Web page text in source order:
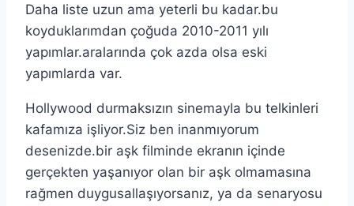
Daha liste uzun ama yeterli bu kadar.bu
koyduklarımdan çoğuda 2010-2011 yılı
yapımlar.aralarında çok azda olsa eski
yapımlarda var.
Hollywood durmaksızın sinemayla bu telkinleri
kafamıza işliyor.Siz ben inanmıyorum
desenizde.bir aşk filminde ekranın içinde
gerçekten yaşanıyor olan bir aşk olmamasına
rağmen duygusallaşıyorsanız, ya da senaryosu